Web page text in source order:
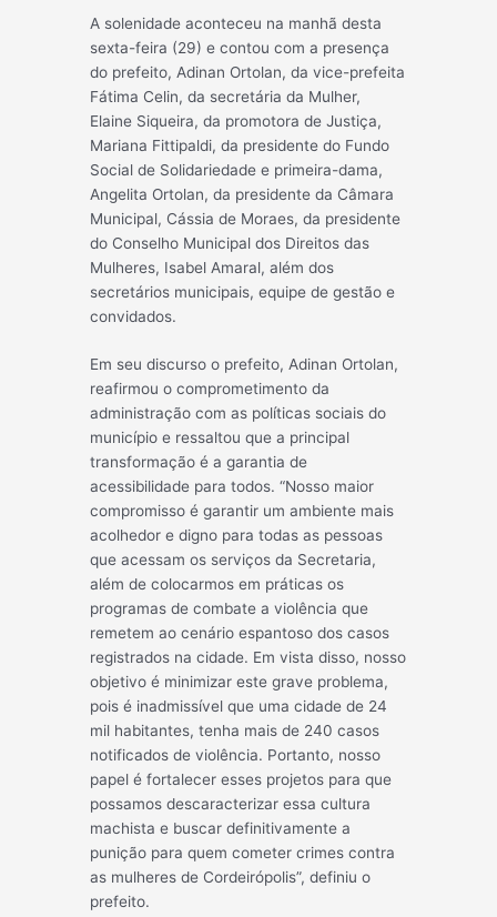
A solenidade aconteceu na manhã desta
sexta-feira (29) e contou com a presença
do prefeito, Adinan Ortolan, da vice-prefeita
Fátima Celin, da secretária da Mulher,
Elaine Siqueira, da promotora de Justiça,
Mariana Fittipaldi, da presidente do Fundo
Social de Solidariedade e primeira-dama,
Angelita Ortolan, da presidente da Câmara
Municipal, Cássia de Moraes, da presidente
do Conselho Municipal dos Direitos das
Mulheres, Isabel Amaral, além dos
secretários municipais, equipe de gestão e
convidados.
Em seu discurso o prefeito, Adinan Ortolan,
reafirmou o comprometimento da
administração com as políticas sociais do
município e ressaltou que a principal
transformação é a garantia de
acessibilidade para todos. “Nosso maior
compromisso é garantir um ambiente mais
acolhedor e digno para todas as pessoas
que acessam os serviços da Secretaria,
além de colocarmos em práticas os
programas de combate a violência que
remetem ao cenário espantoso dos casos
registrados na cidade. Em vista disso, nosso
objetivo é minimizar este grave problema,
pois é inadmissível que uma cidade de 24
mil habitantes, tenha mais de 240 casos
notificados de violência. Portanto, nosso
papel é fortalecer esses projetos para que
possamos descaracterizar essa cultura
machista e buscar definitivamente a
punição para quem cometer crimes contra
as mulheres de Cordeirópolis”, definiu o
prefeito.